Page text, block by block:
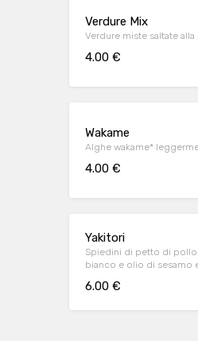
Verdure Mix
Verdure miste saltate alla
4.00 €
Wakame
Alghe wakame*
4.00 €
Yakitori
Spiedini di petto di
bianco e olio di sesamo
6.00 €